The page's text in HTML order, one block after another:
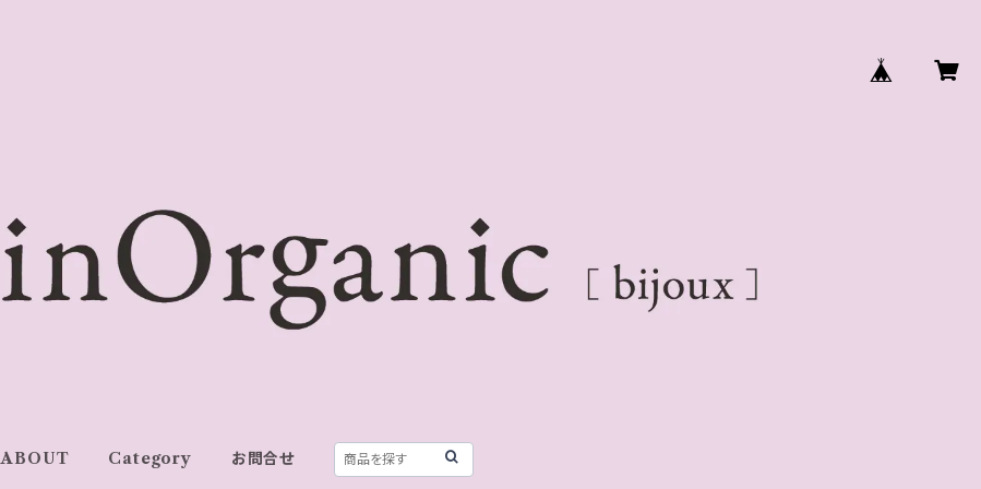
ABOUT Category お問合せ